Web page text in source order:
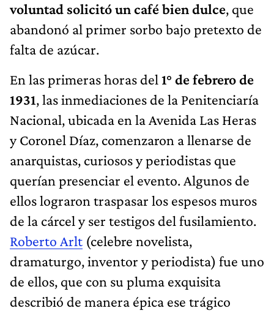
voluntad solicitó un café bien dulce, que
abandonó al primer sorbo bajo pretexto de
falta de azúcar.
En las primeras horas del 1° de febrero de
1931, las inmediaciones de la Penitenciaría
Nacional, ubicada en la Avenida Las Heras
y Coronel Díaz, comenzaron a llenarse de
anarquistas, curiosos y periodistas que
querían presenciar el evento. Algunos de
ellos lograron traspasar los espesos muros
de la cárcel y ser testigos del fusilamiento.
Roberto Arlt (celebre novelista,
dramaturgo, inventor y periodista) fue uno
de ellos, que con su pluma exquisita
describió de manera épica ese trágico